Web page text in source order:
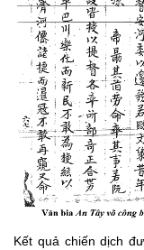
Kết quả chiến dịch